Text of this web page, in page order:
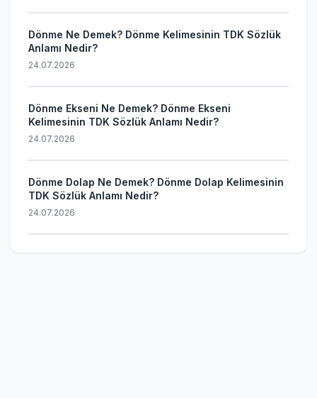
Dönme Ne Demek? Dönme Kelimesinin TDK Sözlük
Anlamı Nedir?
24.07.2026
Dönme Ekseni Ne Demek? Dönme Ekseni
Kelimesinin TDK Sözlük Anlamı Nedir?
24.07.2026
Dönme Dolap Ne Demek? Dönme Dolap Kelimesinin
TDK Sözlük Anlamı Nedir?
24.07.2026